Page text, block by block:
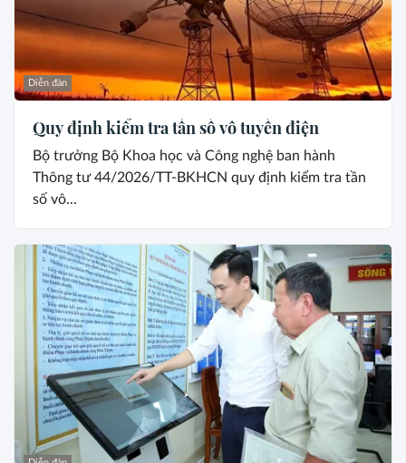
Diễn đàn
Quy định kiểm tra tần số vô tuyến điện
Bộ trưởng Bộ Khoa học và Công nghệ ban hành
Thông tư 44/2026/TT-BKHCN quy định kiểm tra tần
số vô...